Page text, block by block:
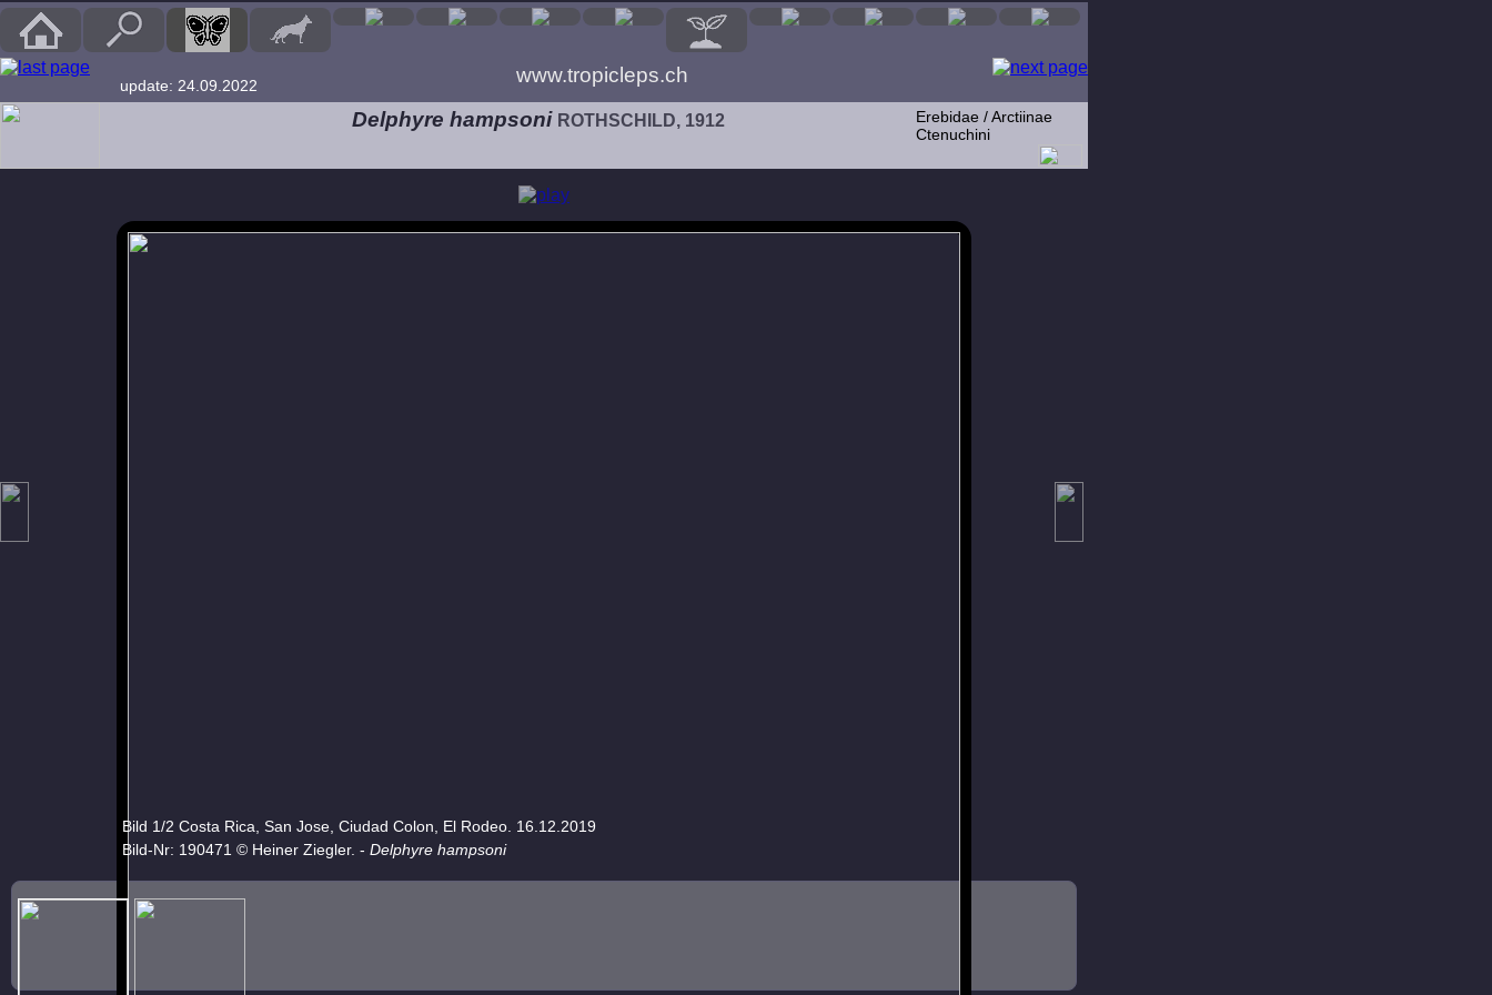
update: 24.09.2022 www.tropicleps.ch
Erebidae / Arctiinae
Ctenuchini
Delphyre hampsoni ROTHSCHILD, 1912
Bild 1/2 Costa Rica, San Jose, Ciudad Colon, El Rodeo. 16.12.2019
Bild-Nr: 190471 © Heiner Ziegler. - Delphyre hampsoni